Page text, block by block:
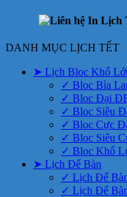
DANH MỤC LỊCH TẾT
➤ Lịch Bloc Khổ
✓ Bloc Bìa
✓ Bloc Đại
✓ Bloc Siêu
✓ Bloc Cực
✓ Bloc Siêu
✓ Bloc Khổ
➤ Lịch Để Bàn
✓ Lịch Để
✓ Lịch Để